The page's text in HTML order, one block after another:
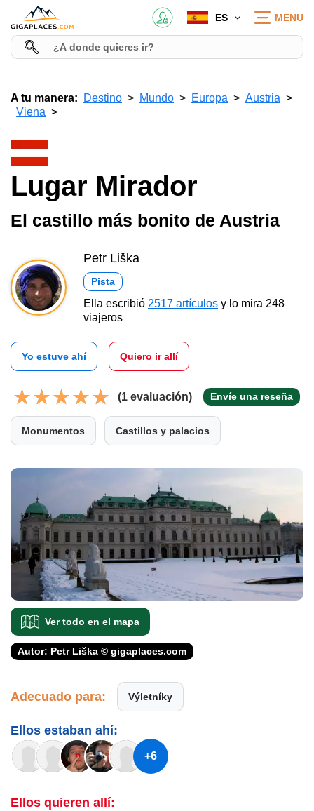
ES MENU
A tu manera: Destino Mundo Europa
Austria
Viena
Lugar Mirador
El castillo más bonito de Austria
Petr Liška
Pista
Ella escribió 2517 artículos y lo mira 248
viajeros
Yo estuve ahí Quiero ir allí
(1 evaluación) Envíe una reseña
Monumentos Castillos y palacios
Ver todo en el mapa
Autor: Petr Liška © gigaplaces.com
Adecuado para: Výletníky
Ellos estaban ahí:
+6
Ellos quieren allí: